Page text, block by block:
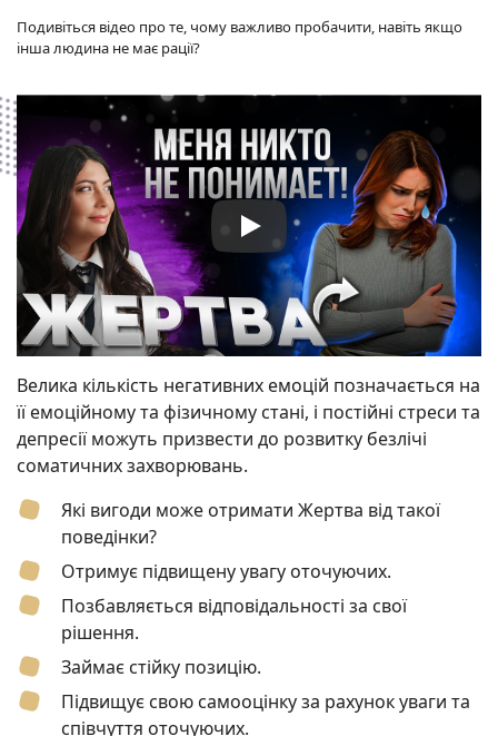
Подивіться відео про те, чому важливо пробачити, навіть якщо
інша людина не має рації?
Велика кількість негативних емоцій позначається на
її емоційному та фізичному стані, і постійні стреси та
депресії можуть призвести до розвитку безлічі
соматичних захворювань.
Які вигоди може отримати Жертва від такої
поведінки?
Отримує підвищену увагу оточуючих.
Позбавляється відповідальності за свої
рішення.
Займає стійку позицію.
Підвищує свою самооцінку за рахунок уваги та
співчуття оточуючих.